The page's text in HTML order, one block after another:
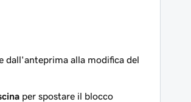
dall'anteprima alla modifica del
per spostare il blocco